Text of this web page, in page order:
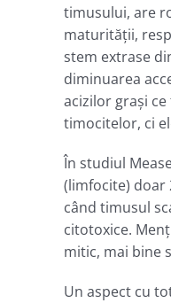
timusului, are
maturităţii,
stem extrase
diminuarea
acizilor graşi
timocitelor, ci
În studiul
(limfocite) doar
când timusul
citotoxice.
mitic, mai bine
Un aspect cu